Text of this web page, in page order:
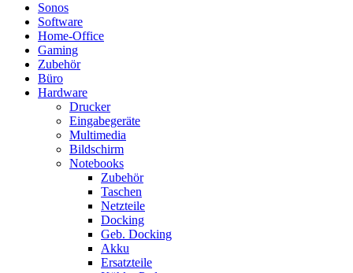
Sonos
Software
Home-Office
Gaming
Zubehör
Büro
Hardware
Drucker
Eingabegeräte
Multimedia
Bildschirm
Notebooks
Zubehör
Taschen
Netzteile
Docking
Geb. Docking
Akku
Ersatzteile